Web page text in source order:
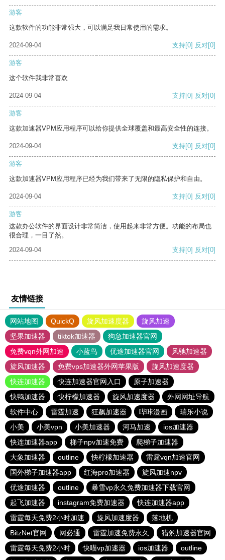
游客
这款软件的功能非常强大，可以满足我日常使用的需求。
2024-09-04 支持[0] 反对[0]
游客
这个软件我非常喜欢
2024-09-04 支持[0] 反对[0]
游客
这款加速器VPM应用程序可以给你提供全球覆盖和最高安全性的连接。
2024-09-04 支持[0] 反对[0]
游客
这款加速器VPM应用程序已经为我们带来了无限的隐私保护和自由。
2024-09-04 支持[0] 反对[0]
游客
这款办公软件的界面设计非常简洁，使用起来非常方便。功能的布局也
很合理，一目了然。
2024-09-04
支持[0] 反对[0]
友情链接
网站地图 QuickQ 旋风加速度器
旋风加速
坚果加速器
tiktok加速器
狗急加速器官网
免费vqn外网加速
小蓝鸟 优途加速器官网
风驰加速器
旋风加速器
免费vps加速器外网苹果版
旋风加速度器
快连加速器
快连加速器官网入口
原子加速器
快鸭加速器
快柠檬加速器 旋风加速度器
外网网址导航
软件中心
雷霆加速 狂飙加速器 哔咔漫画
瑞乐小说
小美
小美vpn 小美加速器 河马加速
ios加速器
快连加速器app
梯子npv加速免费
爬梯子加速器
大象加速器
outline 快柠檬加速器
雷霆vqn加速官网
国外梯子加速器app
红海pro加速器
旋风加速npv
优途加速器
outline
暴雪vp永久免费加速器下载官网
起飞加速器
instagram免费加速器
快连加速器app
雷霆每天免费2小时加速
旋风加速度器
落地机
BitzNet官网
网必通 雷霆加速免费永久
猎豹加速器官网
雷霆每天免费2小时
快喵vp加速器 ios加速器
outline